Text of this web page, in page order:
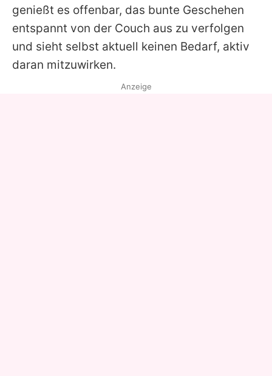
genießt es offenbar, das bunte Geschehen
entspannt von der Couch aus zu verfolgen
und sieht selbst aktuell keinen Bedarf, aktiv
daran mitzuwirken.
Anzeige